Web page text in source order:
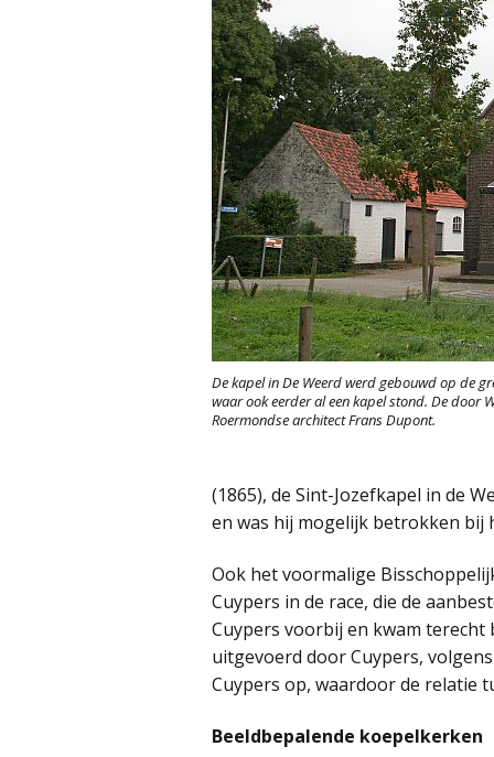
De kapel in De Weerd werd gebouwd op de
waar ook eerder al een kapel stond. De door
Roermondse architect Frans Dupont.
(1865), de Sint-Jozefkapel in de
en was hij mogelijk betrokken bij
Ook het voormalige
Cuypers in de race, die de
Cuypers voorbij en kwam
uitgevoerd door Cuypers,
Cuypers op, waardoor de relatie
Beeldbepalende koepelkerken